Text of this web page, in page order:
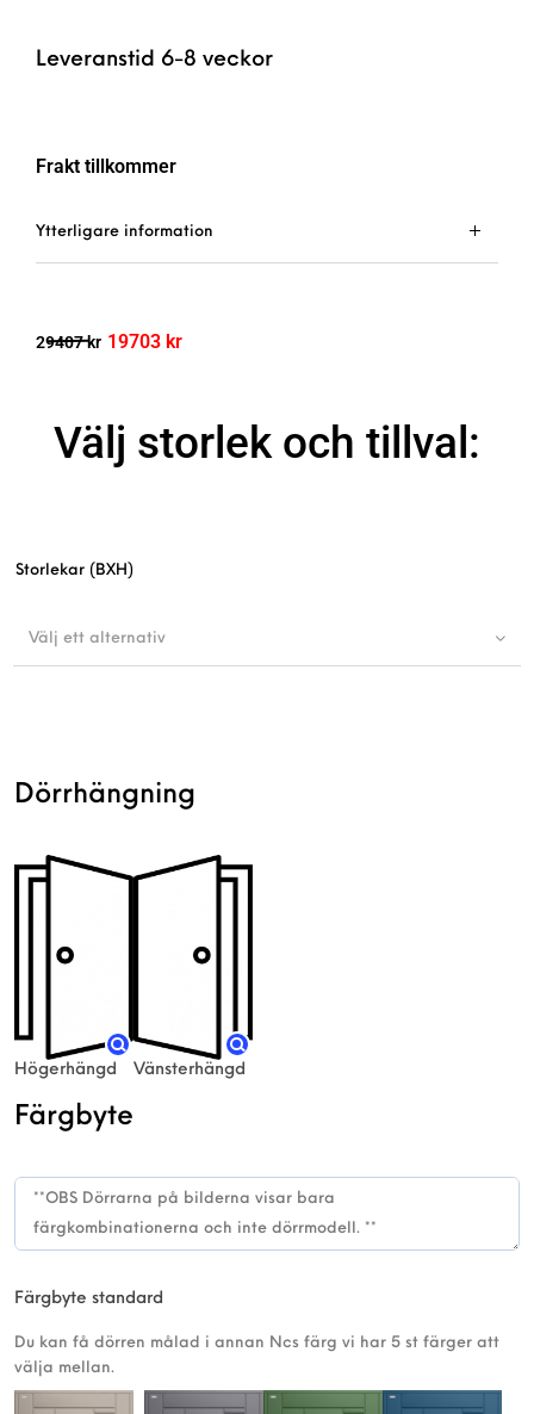
Leveranstid 6-8 veckor
Frakt tillkommer
Ytterligare information
29407kr 19703 kr
Välj storlek och tillval:
Storlekar (BXH)
Välj ett alternativ
Dörrhängning
Högerhängd Vänsterhängd
Färgbyte
Färgbyte standard
Du kan få dörren målad i annan Ncs färg vi har 5 st färger att
välja mellan.